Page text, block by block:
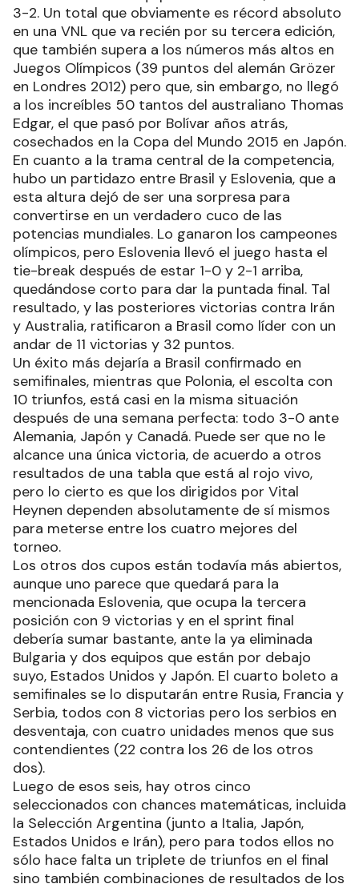
3-2. Un total que obviamente es récord absoluto
en una VNL que va recién por su tercera edición,
que también supera a los números más altos en
Juegos Olímpicos (39 puntos del alemán Grözer
en Londres 2012) pero que, sin embargo, no llegó
a los increíbles 50 tantos del australiano Thomas
Edgar, el que pasó por Bolívar años atrás,
cosechados en la Copa del Mundo 2015 en Japón.
En cuanto a la trama central de la competencia,
hubo un partidazo entre Brasil y Eslovenia, que a
esta altura dejó de ser una sorpresa para
convertirse en un verdadero cuco de las
potencias mundiales. Lo ganaron los campeones
olímpicos, pero Eslovenia llevó el juego hasta el
tie-break después de estar 1-0 y 2-1 arriba,
quedándose corto para dar la puntada final. Tal
resultado, y las posteriores victorias contra Irán
y Australia, ratificaron a Brasil como líder con un
andar de 11 victorias y 32 puntos.
Un éxito más dejaría a Brasil confirmado en
semifinales, mientras que Polonia, el escolta con
10 triunfos, está casi en la misma situación
después de una semana perfecta: todo 3-0 ante
Alemania, Japón y Canadá. Puede ser que no le
alcance una única victoria, de acuerdo a otros
resultados de una tabla que está al rojo vivo,
pero lo cierto es que los dirigidos por Vital
Heynen dependen absolutamente de sí mismos
para meterse entre los cuatro mejores del
torneo.
Los otros dos cupos están todavía más abiertos,
aunque uno parece que quedará para la
mencionada Eslovenia, que ocupa la tercera
posición con 9 victorias y en el sprint final
debería sumar bastante, ante la ya eliminada
Bulgaria y dos equipos que están por debajo
suyo, Estados Unidos y Japón. El cuarto boleto a
semifinales se lo disputarán entre Rusia, Francia y
Serbia, todos con 8 victorias pero los serbios en
desventaja, con cuatro unidades menos que sus
contendientes (22 contra los 26 de los otros
dos).
Luego de esos seis, hay otros cinco
seleccionados con chances matemáticas, incluida
la Selección Argentina (junto a Italia, Japón,
Estados Unidos e Irán), pero para todos ellos no
sólo hace falta un triplete de triunfos en el final
sino también combinaciones de resultados de los